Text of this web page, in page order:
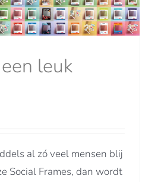
leuk
al zó veel mensen blij
Social Frames, dan wordt